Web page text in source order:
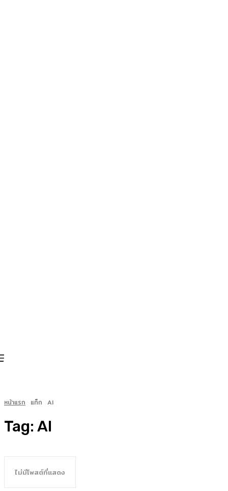
หน้าแรก แท็ก AI
Tag: AI
ไม่มีโพสต์ที่แสดง